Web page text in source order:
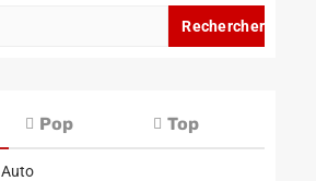
Pop Top
Auto